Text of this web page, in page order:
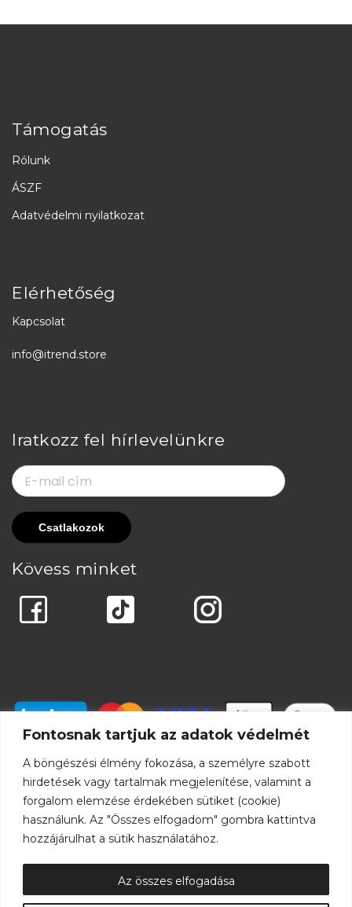
Fontosnak tartjuk az adatok védelmét
A böngészési élmény fokozása, a személyre szabott
hirdetések vagy tartalmak megjelenítése, valamint a
forgalom elemzése érdekében sütiket (cookie)
használunk. Az "Összes elfogadom" gombra kattintva
hozzájárulhat a sütik használatához.
Az összes elfogadása
Támogatás
Rólunk
ÁSZF
Adatvédelmi nyilatkozat
Elérhetőség
Kapcsolat
info@itrend.store
Iratkozz fel hírlevelünkre
Kövess minket